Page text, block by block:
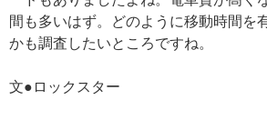
間も多いはず。どのように移動時間を
かも調査したいところですね。
文●ロックスター